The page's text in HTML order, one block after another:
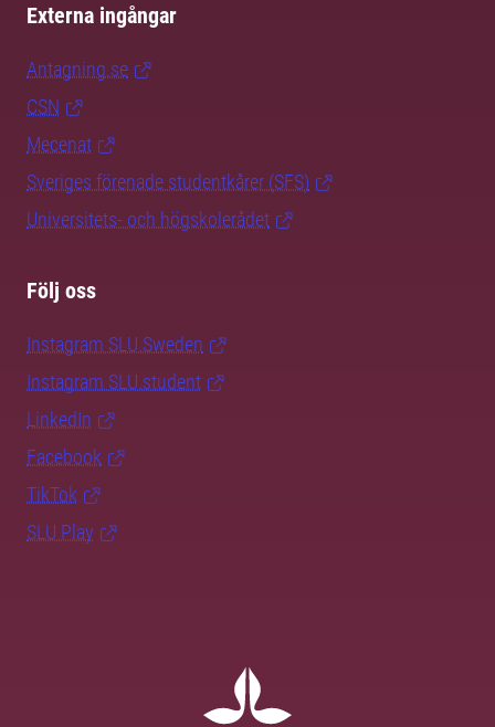
Externa ingångar
Antagning.se
CSN
Mecenat
Sveriges förenade studentkårer (SFS)
Universitets- och högskolerådet
Följ oss
Instagram SLU.Sweden
Instagram SLU.student
LinkedIn
Facebook
TikTok
SLU Play